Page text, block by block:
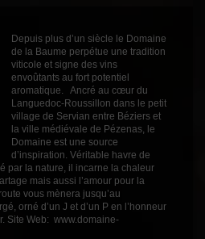
2
14.5
Carignan
Grenache
Mourvèdre
Syrah
Fruité
Rouge
2022
Depuis plus d’un siècle le Domaine
de la Baume perpétue une tradition
viticole et signe des vins
envoûtants au fort potentiel
aromatique. Ancré au cœur du
Languedoc-Roussillon dans le petit
village de Servian entre Béziers et
la ville médiévale de Pézenas, le
Domaine est une source
d’inspiration. Véritable havre de
par la nature, il incarne la chaleur
mais aussi l’amour pour la
vous mènera jusqu’au
orné d’un J et d’un P en l’honneur
Site Web: www.domaine-